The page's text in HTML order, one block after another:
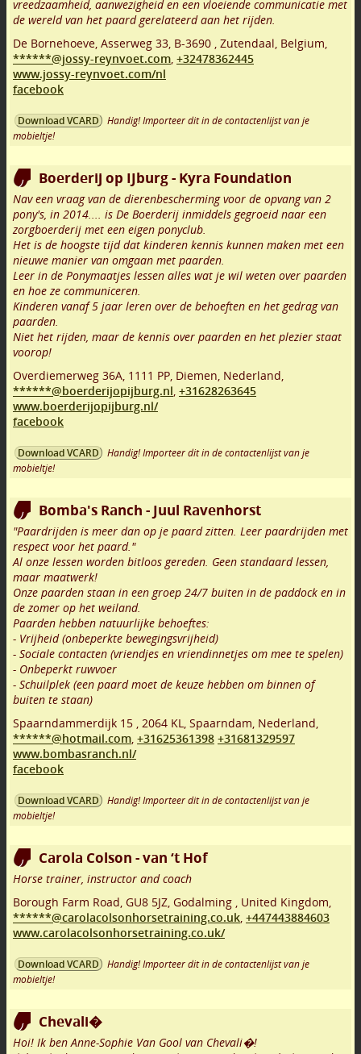
vreedzaamheid, aanwezigheid en een vloeiende communicatie met
de wereld van het paard gerelateerd aan het rijden.
De Bornehoeve, Asserweg 33, B-3690 , Zutendaal, Belgium,
******@jossy-reynvoet.com, +32478362445
www.jossy-reynvoet.com/nl
facebook
Download VCARD
Handig! Importeer dit in de contactenlijst van je
mobieltje!
Boerderij op IJburg - Kyra Foundation
Nav een vraag van de dierenbescherming voor de opvang van 2
pony's, in 2014.... is De Boerderij inmiddels gegroeid naar een
zorgboerderij met een eigen ponyclub.
Het is de hoogste tijd dat kinderen kennis kunnen maken met een
nieuwe manier van omgaan met paarden.
Leer in de Ponymaatjes lessen alles wat je wil weten over paarden
en hoe ze communiceren.
Kinderen vanaf 5 jaar leren over de behoeften en het gedrag van
paarden.
Niet het rijden, maar de kennis over paarden en het plezier staat
voorop!
Overdiemerweg 36A, 1111 PP, Diemen, Nederland,
******@boerderijopijburg.nl, +31628263645
www.boerderijopijburg.nl/
facebook
Download VCARD
Handig! Importeer dit in de contactenlijst van je
mobieltje!
Bomba's Ranch - Juul Ravenhorst
"Paardrijden is meer dan op je paard zitten. Leer paardrijden met
respect voor het paard."
Al onze lessen worden bitloos gereden. Geen standaard lessen,
maar maatwerk!
Onze paarden staan in een groep 24/7 buiten in de paddock en in
de zomer op het weiland.
Paarden hebben natuurlijke behoeftes:
- Vrijheid (onbeperkte bewegingsvrijheid)
- Sociale contacten (vriendjes en vriendinnetjes om mee te spelen)
- Onbeperkt ruwvoer
- Schuilplek (een paard moet de keuze hebben om binnen of
buiten te staan)
Spaarndammerdijk 15 , 2064 KL, Spaarndam, Nederland,
******@hotmail.com, +31625361398 +31681329597
www.bombasranch.nl/
facebook
Download VCARD
Handig! Importeer dit in de contactenlijst van je
mobieltje!
Carola Colson - van ‘t Hof
Horse trainer, instructor and coach
Borough Farm Road, GU8 5JZ, Godalming , United Kingdom,
******@carolacolsonhorsetraining.co.uk, +447443884603
www.carolacolsonhorsetraining.co.uk/
Download VCARD
Handig! Importeer dit in de contactenlijst van je
mobieltje!
Chevali�
Hoi! Ik ben Anne-Sophie Van Gool van Chevali�!